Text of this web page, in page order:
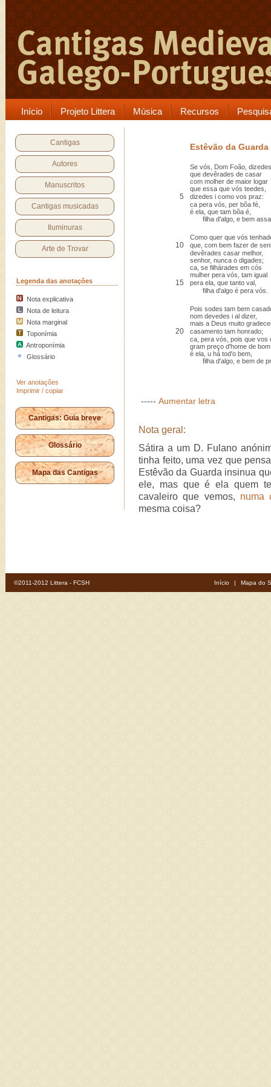
Início Projeto Littera Música Recursos
Cantigas
Autores
Manuscritos
Cantigas musicadas
Iluminuras
Arte de Trovar
Legenda das anotações
Nota explicativa
Nota de leitura
Nota marginal
Toponímia
Antroponímia
Glossário
Ver anotações
Imprimir / copiar
Cantigas: Guia breve
Glossário
Mapa das Cantigas
Estêvão da Guarda
Se vós, Dom Foão, dizedes
que devêrades de casar
com molher de maior logar
que essa que vós teedes,
5
dizedes i como vos praz:
ca pera vós, per bõa fé,
é ela, que tam bõa é,
filha d'algo, e bem
Como quer que vós
10
que, com bem fazer de
devêrades casar melhor,
senhor, nunca o digades;
ca, se filhárades em cós
mulher pera vós, tam igual
15
pera ela, que tanto val,
filha d'algo é pera vós.
Pois sodes tam bem
nom devedes i al dizer,
mais a Deus muito
20
casamento tam honrado;
ca, pera vós, pois que vos
gram preço d'home de
é ela, u há tod'o bem,
filha d'algo, e bem de
----- Aumentar letra
Nota geral:
Sátira a um D. Fulano
tinha feito, uma vez que
Estêvão da Guarda insinua
ele, mas que é ela quem
cavaleiro que vemos, numa
mesma coisa?
©2011-2012 Littera - FCSH Início | Mapa do